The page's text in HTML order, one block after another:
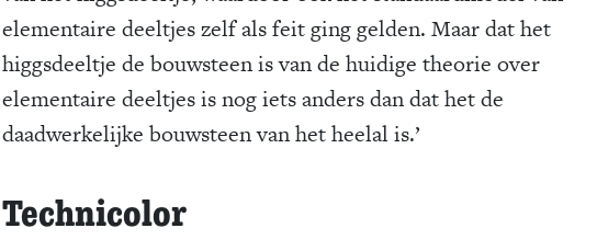
elementaire deeltjes zelf als feit ging gelden. Maar dat het
higgsdeeltje de bouwsteen is van de huidige theorie over
elementaire deeltjes is nog iets anders dan dat het de
daadwerkelijke bouwsteen van het heelal is.’
Technicolor